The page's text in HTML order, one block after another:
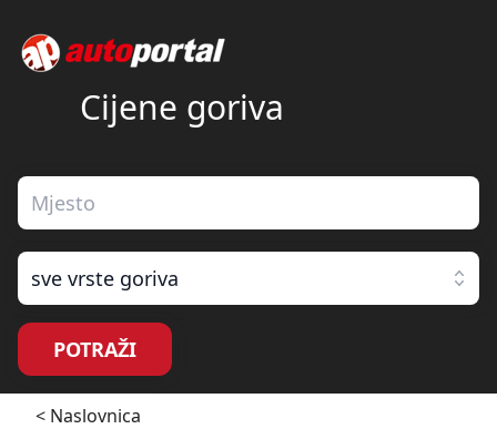
Cijene goriva
sve vrste goriva
POTRAŽI
< Naslovnica